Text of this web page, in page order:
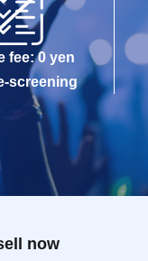
fee: 0 yen
screening
now